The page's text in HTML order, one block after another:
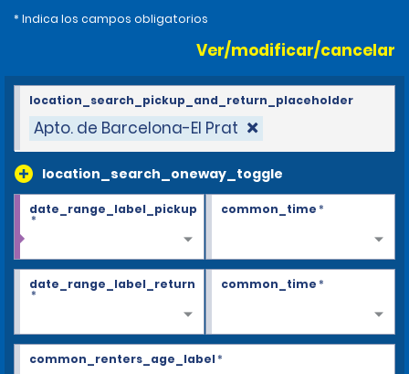
* Indica los campos obligatorios
Ver/modificar/cancelar
Apto. de Barcelona-El Prat
location_search_oneway_toggle
location_search_pickup_and_return_placeholder
date_range_label_pickup
*
common_time*
date_range_label_return
*
common_time*
common_renters_age_label*